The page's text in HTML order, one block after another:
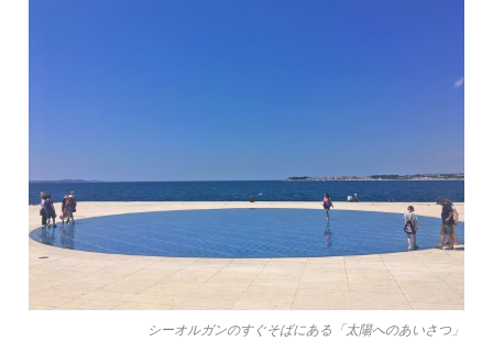
シーオルガンのすぐそばにある「太陽へのあいさつ」